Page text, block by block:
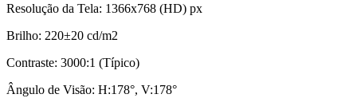
Resolução da Tela: 1366x768 (HD) px
Brilho: 220±20 cd/m2
Contraste: 3000:1 (Típico)
Ângulo de Visão: H:178°, V:178°